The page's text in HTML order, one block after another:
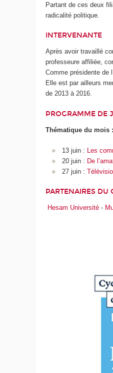
Partant de ces deux
radicalité politique.
INTERVENANTE
Après avoir travaillé
professeure affiliée,
Comme présidente de
Elle est par ailleurs
de 2013 à 2016.
PROGRAMME DE
Thématique du mois
13 juin : Les
20 juin : De
27 juin :
PARTENAIRES DU
Hesam Université -